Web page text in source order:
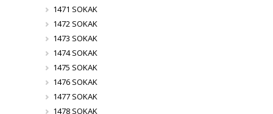
1471 SOKAK
1472 SOKAK
1473 SOKAK
1474 SOKAK
1475 SOKAK
1476 SOKAK
1477 SOKAK
1478 SOKAK